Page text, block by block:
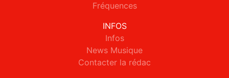
Fréquences
INFOS
Infos
News Musique
Contacter la rédac